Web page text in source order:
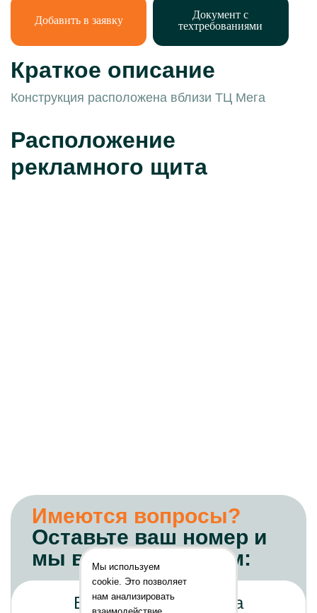
Добавить в заявку
Документ с
техтребованиями
Краткое описание
Конструкция расположена вблизи ТЦ Мега
Расположение
рекламного щита
Имеются вопросы?
Оставьте ваш номер и
мы вам перезвоним:
Мы используем
cookie. Это позволяет
нам анализировать